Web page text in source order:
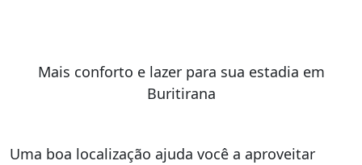
Mais conforto e lazer para sua estadia em
Buritirana
Uma boa localização ajuda você a aproveitar